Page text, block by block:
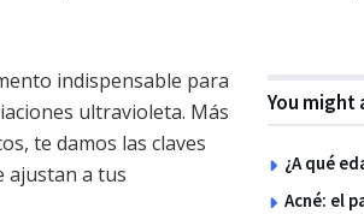
You might
¿A qué
Acné: el
indispensable para
ultravioleta. Más
te damos las claves
ajustan a tus